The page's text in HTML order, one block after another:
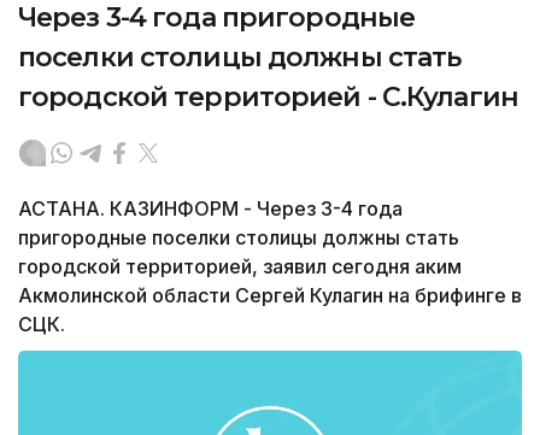
Через 3-4 года пригородные
поселки столицы должны стать
городской территорией - С.Кулагин
АСТАНА. КАЗИНФОРМ - Через 3-4 года
пригородные поселки столицы должны стать
городской территорией, заявил сегодня аким
Акмолинской области Сергей Кулагин на брифинге в
СЦК.